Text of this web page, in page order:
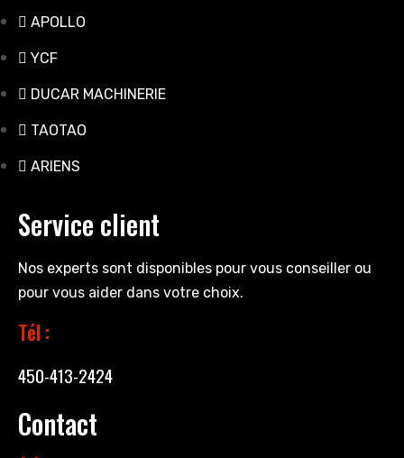
APOLLO
YCF
DUCAR MACHINERIE
TAOTAO
ARIENS
Service client
Nos experts sont disponibles pour vous conseiller ou
pour vous aider dans votre choix.
Tél :
450-413-2424
Contact